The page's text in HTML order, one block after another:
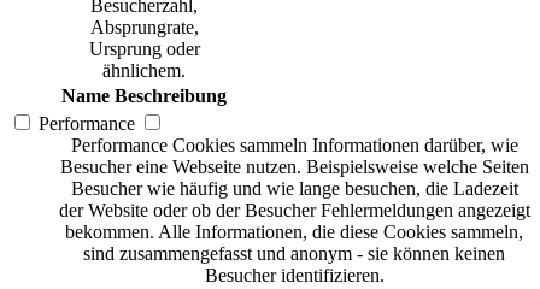
Besucherzahl,
Absprungrate,
Ursprung oder
ähnlichem.
Name Beschreibung
Performance
Performance Cookies sammeln Informationen darüber, wie
Besucher eine Webseite nutzen. Beispielsweise welche Seiten
Besucher wie häufig und wie lange besuchen, die Ladezeit
der Website oder ob der Besucher Fehlermeldungen angezeigt
bekommen. Alle Informationen, die diese Cookies sammeln,
sind zusammengefasst und anonym - sie können keinen
Besucher identifizieren.